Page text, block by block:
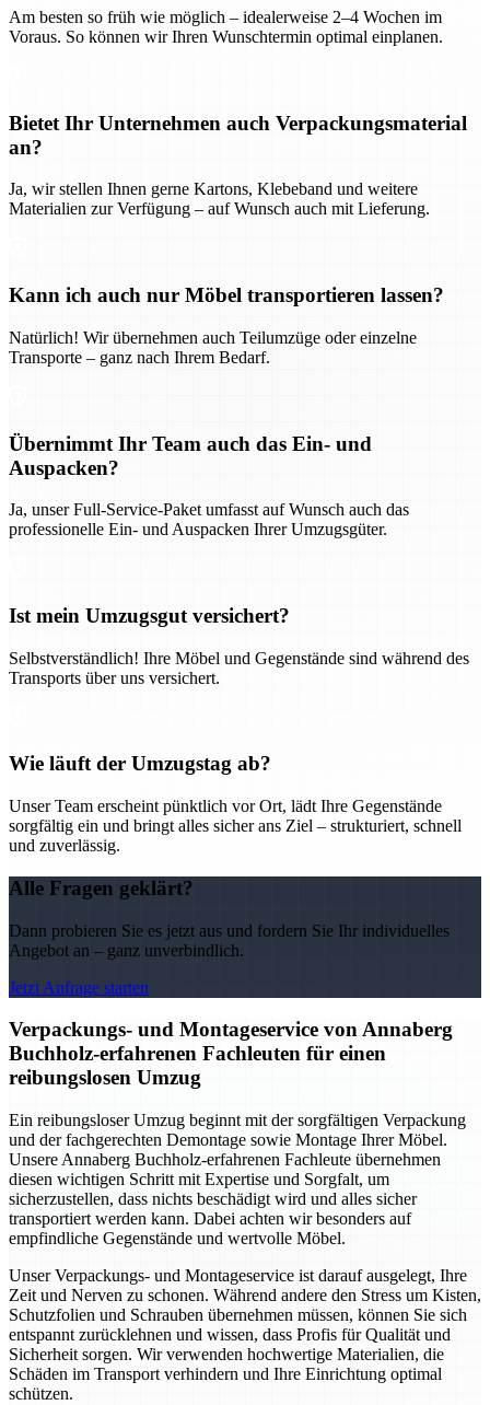
Am besten so früh wie möglich – idealerweise 2–4 Wochen im
Voraus. So können wir Ihren Wunschtermin optimal einplanen.
Bietet Ihr Unternehmen auch Verpackungsmaterial
an?
Ja, wir stellen Ihnen gerne Kartons, Klebeband und weitere
Materialien zur Verfügung – auf Wunsch auch mit Lieferung.
Kann ich auch nur Möbel transportieren lassen?
Natürlich! Wir übernehmen auch Teilumzüge oder einzelne
Transporte – ganz nach Ihrem Bedarf.
Übernimmt Ihr Team auch das Ein- und
Auspacken?
Ja, unser Full-Service-Paket umfasst auf Wunsch auch das
professionelle Ein- und Auspacken Ihrer Umzugsgüter.
Ist mein Umzugsgut versichert?
Selbstverständlich! Ihre Möbel und Gegenstände sind während des
Transports über uns versichert.
Wie läuft der Umzugstag ab?
Unser Team erscheint pünktlich vor Ort, lädt Ihre Gegenstände
sorgfältig ein und bringt alles sicher ans Ziel – strukturiert, schnell
und zuverlässig.
Alle Fragen geklärt?
Dann probieren Sie es jetzt aus und fordern Sie Ihr individuelles
Angebot an – ganz unverbindlich.
Jetzt Anfrage starten
Verpackungs- und Montageservice von Annaberg
Buchholz-erfahrenen Fachleuten für einen
reibungslosen Umzug
Ein reibungsloser Umzug beginnt mit der sorgfältigen Verpackung
und der fachgerechten Demontage sowie Montage Ihrer Möbel.
Unsere Annaberg Buchholz-erfahrenen Fachleute übernehmen
diesen wichtigen Schritt mit Expertise und Sorgfalt, um
sicherzustellen, dass nichts beschädigt wird und alles sicher
transportiert werden kann. Dabei achten wir besonders auf
empfindliche Gegenstände und wertvolle Möbel.
Unser Verpackungs- und Montageservice ist darauf ausgelegt, Ihre
Zeit und Nerven zu schonen. Während andere den Stress um Kisten,
Schutzfolien und Schrauben übernehmen müssen, können Sie sich
entspannt zurücklehnen und wissen, dass Profis für Qualität und
Sicherheit sorgen. Wir verwenden hochwertige Materialien, die
Schäden im Transport verhindern und Ihre Einrichtung optimal
schützen.